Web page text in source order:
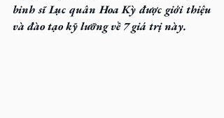
binh sĩ Lục quân Hoa Kỳ được giới thiệu
và đào tạo kỹ lưỡng về 7 giá trị này.